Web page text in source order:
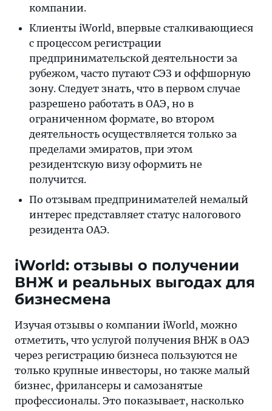
компании.
Клиенты iWorld, впервые сталкивающиеся
с процессом регистрации
предпринимательской деятельности за
рубежом, часто путают СЭЗ и оффшорную
зону. Следует знать, что в первом случае
разрешено работать в ОАЭ, но в
ограниченном формате, во втором
деятельность осуществляется только за
пределами эмиратов, при этом
резидентскую визу оформить не
получится.
По отзывам предпринимателей немалый
интерес представляет статус налогового
резидента ОАЭ.
iWorld: отзывы о получении
ВНЖ и реальных выгодах для
бизнесмена
Изучая отзывы о компании iWorld, можно
отметить, что услугой получения ВНЖ в ОАЭ
через регистрацию бизнеса пользуются не
только крупные инвесторы, но также малый
бизнес, фрилансеры и самозанятые
профессионалы. Это показывает, насколько